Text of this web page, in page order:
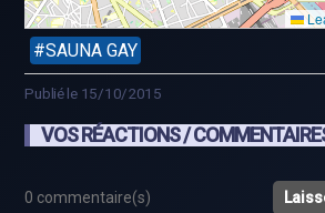
SAUNA GAY
Publié le 15/10/2015
VOS RÉACTIONS /
0 commentaire(s)